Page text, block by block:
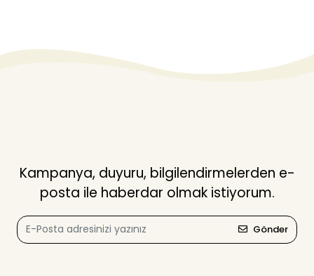
Kampanya, duyuru, bilgilendirmelerden e-
posta ile haberdar olmak istiyorum.
Gönder